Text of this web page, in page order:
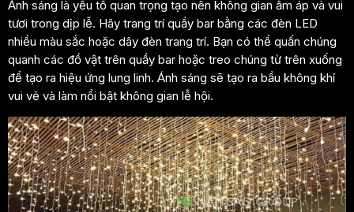
Ánh sáng là yếu tố quan trọng tạo nên không gian ấm áp và vui
tươi trong dịp lễ. Hãy trang trí quầy bar bằng các đèn LED
nhiều màu sắc hoặc dây đèn trang trí. Bạn có thể quấn chúng
quanh các đồ vật trên quầy bar hoặc treo chúng từ trên xuống
để tạo ra hiệu ứng lung linh. Ánh sáng sẽ tạo ra bầu không khí
vui vẻ và làm nổi bật không gian lễ hội.